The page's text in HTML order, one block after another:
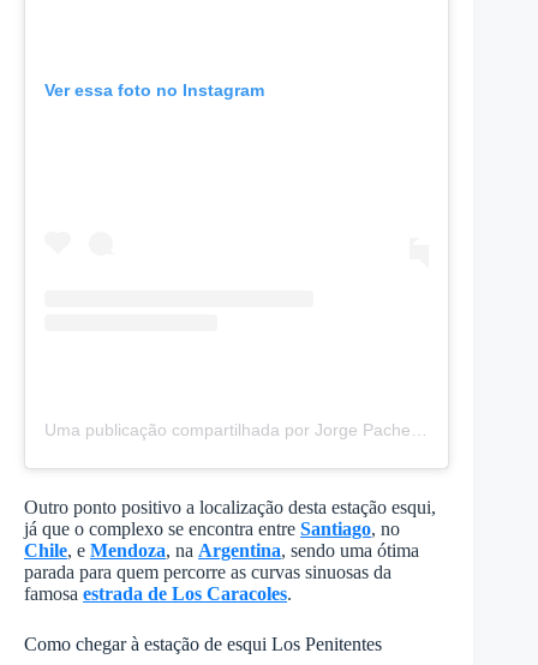
Ver essa foto no Instagram
Outro ponto positivo a localização desta estação esqui,
já que o complexo se encontra entre Santiago, no
Chile, e Mendoza, na Argentina, sendo uma ótima
parada para quem percorre as curvas sinuosas da
famosa estrada de Los Caracoles.
Como chegar à estação de esqui Los Penitentes